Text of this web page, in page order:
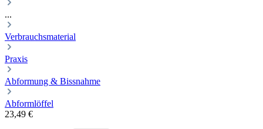
...
Verbrauchsmaterial
Praxis
Abformung & Bissnahme
Abformlöffel
23,49 €